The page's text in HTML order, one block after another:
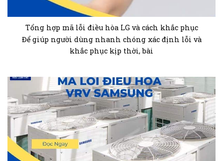
Tổng hợp mã lỗi điều hòa LG và cách khắc phục
Để giúp người dùng nhanh chóng xác định lỗi và
khắc phục kịp thời, bài